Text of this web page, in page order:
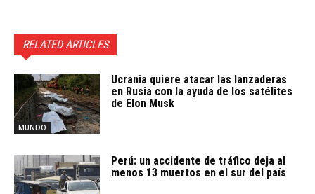
RELATED ARTICLES
MUNDO
Ucrania quiere atacar las lanzaderas
en Rusia con la ayuda de los satélites
de Elon Musk
Perú: un accidente de tráfico deja al
menos 13 muertos en el sur del país